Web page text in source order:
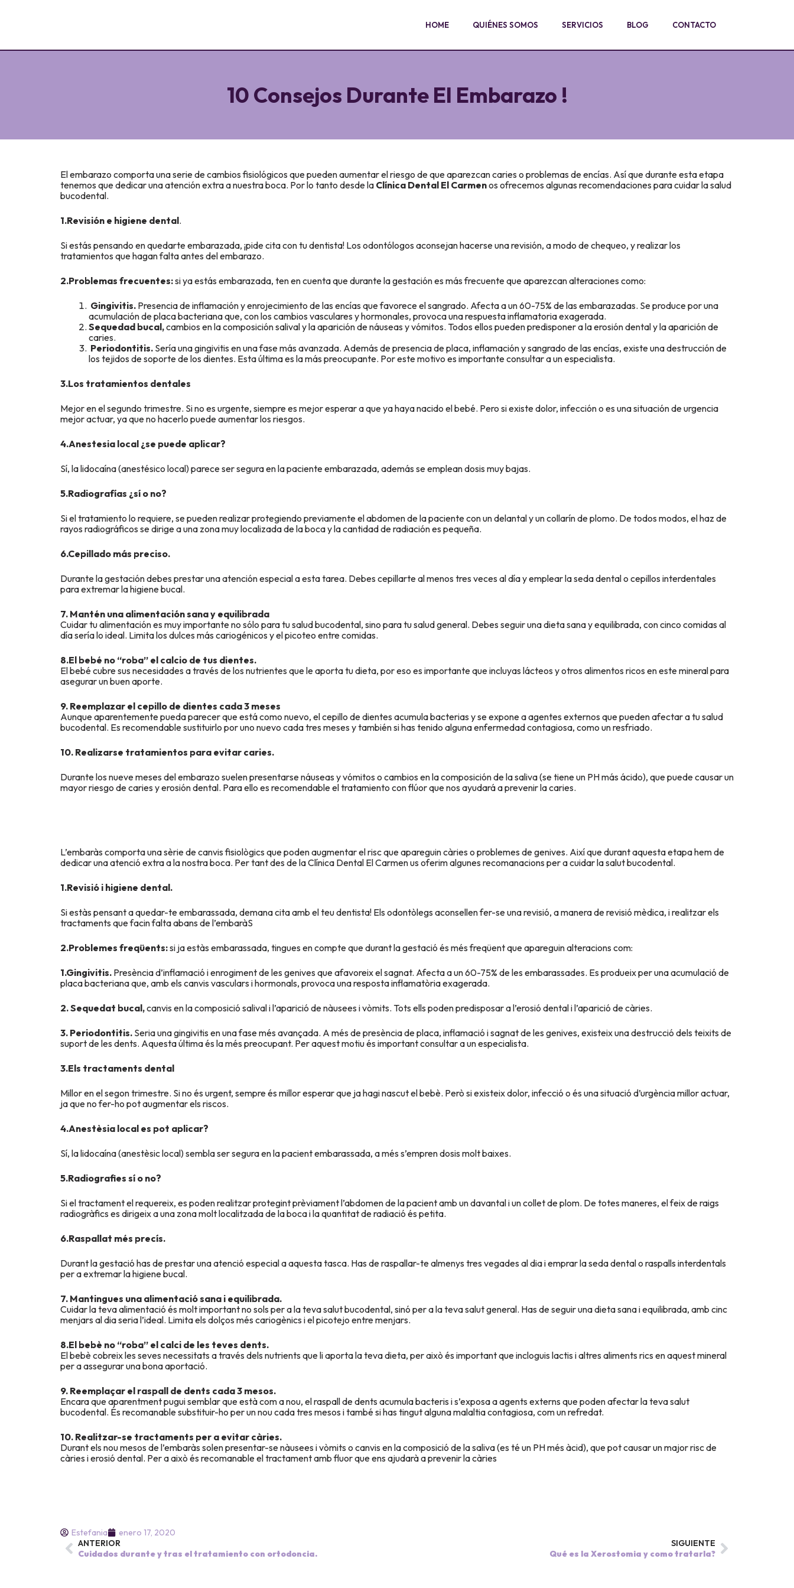
HOME QUIÉNES SOMOS SERVICIOS BLOG CONTACTO
10 Consejos Durante El Embarazo !
El embarazo comporta una serie de cambios fisiológicos que pueden aumentar el riesgo de que aparezcan caries o problemas de encías. Así que durante esta etapa
tenemos que dedicar una atención extra a nuestra boca. Por lo tanto desde la Clínica Dental El Carmenos ofrecemos algunas recomendaciones para cuidar la salud
bucodental.
1.Revisión e higiene dental.
Si estás pensando en quedarte embarazada, ¡pide cita con tu dentista! Los odontólogos aconsejan hacerse una revisión, a modo de chequeo, y realizar los
tratamientos que hagan falta antes del embarazo.
2.Problemas frecuentes:si ya estás embarazada, ten en cuenta que durante la gestación es más frecuente que aparezcan alteraciones como:
Gingivitis. Presencia de inflamación y enrojecimiento de las encías que favorece el sangrado. Afecta a un 60-75% de las embarazadas. Se produce por una
acumulación de placa bacteriana que, con los cambios vasculares y hormonales, provoca una respuesta inflamatoria exagerada.
Sequedad bucal,cambios en la composición salival y la aparición de náuseas y vómitos. Todos ellos pueden predisponer a la erosión dental y la aparición de
caries.
Periodontitis. Sería una gingivitis en una fase más avanzada. Además de presencia de placa, inflamación y sangrado de las encías, existe una destrucción de
los tejidos de soporte de los dientes. Esta última es la más preocupante. Por este motivo es importante consultar a un especialista.
3.Los tratamientos dentales
Mejor en el segundo trimestre. Si no es urgente, siempre es mejor esperar a que ya haya nacido el bebé. Pero si existe dolor, infección o es una situación de urgencia
mejor actuar, ya que no hacerlo puede aumentar los riesgos.
4.Anestesia local ¿se puede aplicar?
Sí, la lidocaína (anestésico local) parece ser segura en la paciente embarazada, además se emplean dosis muy bajas.
5.Radiografías ¿sí o no?
Si el tratamiento lo requiere, se pueden realizar protegiendo previamente el abdomen de la paciente con un delantal y un collarín de plomo. De todos modos, el haz de
rayos radiográficos se dirige a una zona muy localizada de la boca y la cantidad de radiación es pequeña.
6.Cepillado más preciso.
Durante la gestación debes prestar una atención especial a esta tarea. Debes cepillarte al menos tres veces al día y emplear la seda dental o cepillos interdentales
para extremar la higiene bucal.
7. Mantén una alimentación sana y equilibrada
Cuidar tu alimentación es muy importante no sólo para tu salud bucodental, sino para tu salud general. Debes seguir una dieta sana y equilibrada, con cinco comidas al
día sería lo ideal. Limita los dulces más cariogénicos y el picoteo entre comidas.
8.El bebé no “roba” el calcio de tus dientes.
El bebé cubre sus necesidades a través de los nutrientes que le aporta tu dieta, por eso es importante que incluyas lácteos y otros alimentos ricos en este mineral para
asegurar un buen aporte.
9. Reemplazar el cepillo de dientes cada 3 meses
Aunque aparentemente pueda parecer que está como nuevo, el cepillo de dientes acumula bacterias y se expone a agentes externos que pueden afectar a tu salud
bucodental. Es recomendable sustituirlo por uno nuevo cada tres meses y también si has tenido alguna enfermedad contagiosa, como un resfriado.
10. Realizarse tratamientos para evitar caries.
Durante los nueve meses del embarazo suelen presentarse náuseas y vómitos o cambios en la composición de la saliva (se tiene un PH más ácido), que puede causar un
mayor riesgo de caries y erosión dental. Para ello es recomendable el tratamiento con flúor que nos ayudará a prevenir la caries.
L’embaràs comporta una sèrie de canvis fisiològics que poden augmentar el risc que apareguin càries o problemes de genives. Així que durant aquesta etapa hem de
dedicar una atenció extra a la nostra boca. Per tant des de la Clínica Dental El Carmen us oferim algunes recomanacions per a cuidar la salut bucodental.
1.Revisió i higiene dental.
Si estàs pensant a quedar-te embarassada, demana cita amb el teu dentista! Els odontòlegs aconsellen fer-se una revisió, a manera de revisió mèdica, i realitzar els
tractaments que facin falta abans de l’embaràS
2.Problemes freqüents:si ja estàs embarassada, tingues en compte que durant la gestació és més freqüent que apareguin alteracions com:
1.Gingivitis. Presència d’inflamació i enrogiment de les genives que afavoreix el sagnat. Afecta a un 60-75% de les embarassades. Es produeix per una acumulació de
placa bacteriana que, amb els canvis vasculars i hormonals, provoca una resposta inflamatòria exagerada.
2. Sequedat bucal,canvis en la composició salival i l’aparició de nàusees i vòmits. Tots ells poden predisposar a l’erosió dental i l’aparició de càries.
3. Periodontitis. Seria una gingivitis en una fase més avançada. A més de presència de placa, inflamació i sagnat de les genives, existeix una destrucció dels teixits de
suport de les dents. Aquesta última és la més preocupant. Per aquest motiu és important consultar a un especialista.
3.Els tractaments dental
Millor en el segon trimestre. Si no és urgent, sempre és millor esperar que ja hagi nascut el bebè. Però si existeix dolor, infecció o és una situació d’urgència millor actuar,
ja que no fer-ho pot augmentar els riscos.
4.Anestèsia local es pot aplicar?
Sí, la lidocaína (anestèsic local) sembla ser segura en la pacient embarassada, a més s’empren dosis molt baixes.
5.Radiografies sí o no?
Si el tractament el requereix, es poden realitzar protegint prèviament l’abdomen de la pacient amb un davantal i un collet de plom. De totes maneres, el feix de raigs
radiogràfics es dirigeix a una zona molt localitzada de la boca i la quantitat de radiació és petita.
6.Raspallat més precís.
Durant la gestació has de prestar una atenció especial a aquesta tasca. Has de raspallar-te almenys tres vegades al dia i emprar la seda dental o raspalls interdentals
per a extremar la higiene bucal.
7. Mantingues una alimentació sana i equilibrada.
Cuidar la teva alimentació és molt important no sols per a la teva salut bucodental, sinó per a la teva salut general. Has de seguir una dieta sana i equilibrada, amb cinc
menjars al dia seria l’ideal. Limita els dolços més cariogènics i el picotejo entre menjars.
8.El bebè no “roba” el calci de les teves dents.
El bebè cobreix les seves necessitats a través dels nutrients que li aporta la teva dieta, per això és important que incloguis lactis i altres aliments rics en aquest mineral
per a assegurar una bona aportació.
9. Reemplaçar el raspall de dents cada 3 mesos.
Encara que aparentment pugui semblar que està com a nou, el raspall de dents acumula bacteris i s’exposa a agents externs que poden afectar la teva salut
bucodental. És recomanable substituir-ho per un nou cada tres mesos i també si has tingut alguna malaltia contagiosa, com un refredat.
10. Realitzar-se tractaments per a evitar càries.
Durant els nou mesos de l’embaràs solen presentar-se nàusees i vòmits o canvis en la composició de la saliva (es té un PH més àcid), que pot causar un major risc de
càries i erosió dental. Per a això és recomanable el tractament amb fluor que ens ajudarà a prevenir la càries
Estefania
enero 17, 2020
ANTERIOR
Cuidados durante y tras el tratamiento con ortodoncia.
SIGUIENTE
Qué es la Xerostomia y como tratarla?